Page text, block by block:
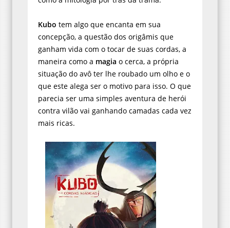
concepção, a questão dos origâmis que
ganham vida com o tocar de suas cordas, a
maneira como amagiao cerca, a própria
situação do avô ter lhe roubado um olho e o
que este alega ser o motivo para isso. O que
parecia ser uma simples aventura de herói
contra vilão vai ganhando camadas cada vez
mais ricas.